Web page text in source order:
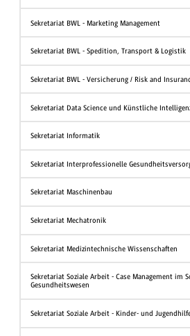
Sekretariat BWL - Marketing Management
Sekretariat BWL - Spedition, Transport & Logistik
Sekretariat BWL - Versicherung / Risk and
Sekretariat Data Science und Künstliche
Sekretariat Informatik
Sekretariat Interprofessionelle
Sekretariat Maschinenbau
Sekretariat Mechatronik
Sekretariat Medizintechnische Wissenschaften
Sekretariat Soziale Arbeit - Case Management im
Gesundheitswesen
Sekretariat Soziale Arbeit - Kinder- und